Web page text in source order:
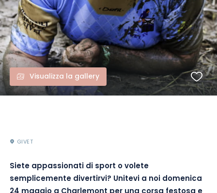
Visualizza la gallery
GIVET
Siete appassionati di sport o volete
semplicemente divertirvi? Unitevi a noi domenica